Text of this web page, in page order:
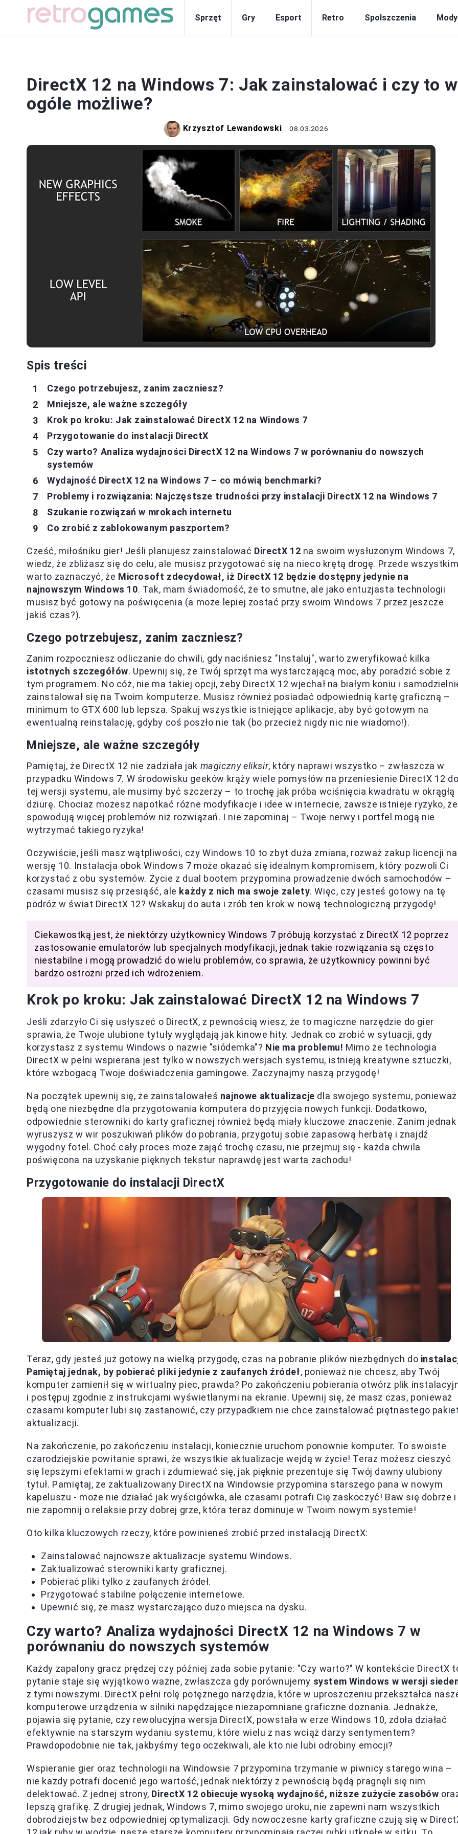
Sprzęt Gry Esport Retro Spolszczenia Mody
DirectX 12 na Windows 7: Jak zainstalować i czy to w
ogóle możliwe?
Krzysztof Lewandowski 08.03.2026
Spis treści
Czego potrzebujesz, zanim zaczniesz?
Mniejsze, ale ważne szczegóły
Krok po kroku: Jak zainstalować DirectX 12 na Windows 7
Przygotowanie do instalacji DirectX
Czy warto? Analiza wydajności DirectX 12 na Windows 7 w porównaniu do nowszych
systemów
Wydajność DirectX 12 na Windows 7 – co mówią benchmarki?
Problemy i rozwiązania: Najczęstsze trudności przy instalacji DirectX 12 na Windows 7
Szukanie rozwiązań w mrokach internetu
Co zrobić z zablokowanym paszportem?
Cześć, miłośniku gier! Jeśli planujesz zainstalować DirectX 12 na swoim wysłużonym Windows 7,
wiedz, że zbliżasz się do celu, ale musisz przygotować się na nieco krętą drogę. Przede
warto zaznaczyć, że Microsoft zdecydował, iż DirectX 12 będzie dostępny jedynie na
najnowszym Windows 10. Tak, mam świadomość, że to smutne, ale jako entuzjasta technologii
musisz być gotowy na poświęcenia (a może lepiej zostać przy swoim Windows 7 przez jeszcze
jakiś czas?).
Czego potrzebujesz, zanim zaczniesz?
Zanim rozpoczniesz odliczanie do chwili, gdy naciśniesz "Instaluj", warto zweryfikować kilka
istotnych szczegółów. Upewnij się, że Twój sprzęt ma wystarczającą moc, aby poradzić sobie z
tym programem. No cóż, nie ma takiej opcji, żeby DirectX 12 wjechał na białym koniu i
zainstalował się na Twoim komputerze. Musisz również posiadać odpowiednią kartę graficzną –
minimum to GTX 600 lub lepsza. Spakuj wszystkie istniejące aplikacje, aby być gotowym na
ewentualną reinstalację, gdyby coś poszło nie tak (bo przecież nigdy nic nie wiadomo!).
Mniejsze, ale ważne szczegóły
Pamiętaj, że DirectX 12 nie zadziała jak magiczny eliksir, który naprawi wszystko – zwłaszcza w
przypadku Windows 7. W środowisku geeków krąży wiele pomysłów na przeniesienie DirectX 12
tej wersji systemu, ale musimy być szczerzy – to trochę jak próba wciśnięcia kwadratu w okrągłą
dziurę. Chociaż możesz napotkać różne modyfikacje i idee w internecie, zawsze istnieje ryzyko, że
spowodują więcej problemów niż rozwiązań. I nie zapominaj – Twoje nerwy i portfel mogą nie
wytrzymać takiego ryzyka!
Oczywiście, jeśli masz wątpliwości, czy Windows 10 to zbyt duża zmiana, rozważ zakup licencji na
wersję 10. Instalacja obok Windows 7 może okazać się idealnym kompromisem, który pozwoli Ci
korzystać z obu systemów. Życie z dual bootem przypomina prowadzenie dwóch samochodów –
czasami musisz się przesiąść, ale każdy z nich ma swoje zalety. Więc, czy jesteś gotowy na tę
podróż w świat DirectX 12? Wskakuj do auta i zrób ten krok w nową technologiczną przygodę!
Ciekawostką jest, że niektórzy użytkownicy Windows 7 próbują korzystać z DirectX 12 poprzez
zastosowanie emulatorów lub specjalnych modyfikacji, jednak takie rozwiązania są często
niestabilne i mogą prowadzić do wielu problemów, co sprawia, że użytkownicy powinni być
bardzo ostrożni przed ich wdrożeniem.
Krok po kroku: Jak zainstalować DirectX 12 na Windows 7
Jeśli zdarzyło Ci się usłyszeć o DirectX, z pewnością wiesz, że to magiczne narzędzie do gier
sprawia, że Twoje ulubione tytuły wyglądają jak kinowe hity. Jednak co zrobić w sytuacji, gdy
korzystasz z systemu Windows o nazwie "siódemka"? Nie ma problemu! Mimo że technologia
DirectX w pełni wspierana jest tylko w nowszych wersjach systemu, istnieją kreatywne sztuczki,
które wzbogacą Twoje doświadczenia gamingowe. Zaczynajmy naszą przygodę!
Na początek upewnij się, że zainstalowałeś najnowe aktualizacje dla swojego systemu, ponieważ
będą one niezbędne dla przygotowania komputera do przyjęcia nowych funkcji. Dodatkowo,
odpowiednie sterowniki do karty graficznej również będą miały kluczowe znaczenie. Zanim jednak
wyruszysz w wir poszukiwań plików do pobrania, przygotuj sobie zapasową herbatę i znajdź
wygodny fotel. Choć cały proces może zająć trochę czasu, nie przejmuj się - każda chwila
poświęcona na uzyskanie pięknych tekstur naprawdę jest warta zachodu!
Przygotowanie do instalacji DirectX
Teraz, gdy jesteś już gotowy na wielką przygodę, czas na pobranie plików niezbędnych do
Pamiętaj jednak, by pobierać pliki jedynie z zaufanych źródeł, ponieważ nie chcesz, aby Twój
komputer zamienił się w wirtualny piec, prawda? Po zakończeniu pobierania otwórz plik
i postępuj zgodnie z instrukcjami wyświetlanymi na ekranie. Upewnij się, że masz czas, ponieważ
czasami komputer lubi się zastanowić, czy przypadkiem nie chce zainstalować piętnastego
aktualizacji.
Na zakończenie, po zakończeniu instalacji, koniecznie uruchom ponownie komputer. To swoiste
czarodziejskie powitanie sprawi, że wszystkie aktualizacje wejdą w życie! Teraz możesz cieszyć
się lepszymi efektami w grach i zdumiewać się, jak pięknie prezentuje się Twój dawny ulubiony
tytuł. Pamiętaj, że zaktualizowany DirectX na Windowsie przypomina starszego pana w nowym
kapeluszu - może nie działać jak wyścigówka, ale czasami potrafi Cię zaskoczyć! Baw się dobrze i
nie zapomnij o relaksie przy dobrej grze, która teraz dominuje w Twoim nowym systemie!
Oto kilka kluczowych rzeczy, które powinieneś zrobić przed instalacją DirectX:
Zainstalować najnowsze aktualizacje systemu Windows.
Zaktualizować sterowniki karty graficznej.
Pobierać pliki tylko z zaufanych źródeł.
Przygotować stabilne połączenie internetowe.
Upewnić się, że masz wystarczająco dużo miejsca na dysku.
Czy warto? Analiza wydajności DirectX 12 na Windows 7 w
porównaniu do nowszych systemów
Każdy zapalony gracz prędzej czy później zada sobie pytanie: "Czy warto?" W kontekście DirectX
pytanie staje się wyjątkowo ważne, zwłaszcza gdy porównujemy system Windows w wersji
z tymi nowszymi. DirectX pełni rolę potężnego narzędzia, które w uproszczeniu przekształca
komputerowe urządzenia w silniki napędzające niezapomniane graficzne doznania. Jednakże,
pojawia się pytanie, czy rewolucyjna wersja DirectX, powstała w erze Windows 10, zdoła działać
efektywnie na starszym wydaniu systemu, które wielu z nas wciąż darzy sentymentem?
Prawdopodobnie nie tak, jakbyśmy tego oczekiwali, ale kto nie lubi odrobiny emocji?
Wspieranie gier oraz technologii na Windowsie 7 przypomina trzymanie w piwnicy starego wina –
nie każdy potrafi docenić jego wartość, jednak niektórzy z pewnością będą pragnęli się nim
delektować. Z jednej strony, DirectX 12 obiecuje wysoką wydajność, niższe zużycie zasobów
lepszą grafikę. Z drugiej jednak, Windows 7, mimo swojego uroku, nie zapewni nam wszystkich
dobrodziejstw bez odpowiedniej optymalizacji. Gdy nowoczesne karty graficzne czują się w